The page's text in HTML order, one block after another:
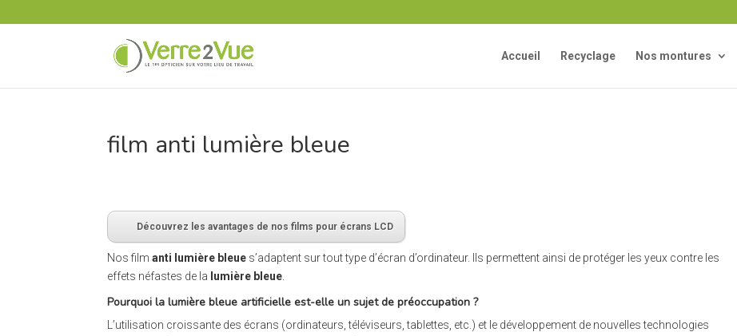
Accueil Recyclage Nos montures
film anti lumière bleue
Découvrez les avantages de nos films pour écrans LCD
Nos filmanti lumière bleue s’adaptent sur tout type d’écran d’ordinateur. Ils permettent ainsi de protéger les yeux contre les
effets néfastes de la lumière bleue
Pourquoi la lumière bleue artificielle est-elle un sujet de préoccupation ?
L’utilisation croissante des écrans (ordinateurs, téléviseurs, tablettes, etc.) et le développement de nouvelles technologies